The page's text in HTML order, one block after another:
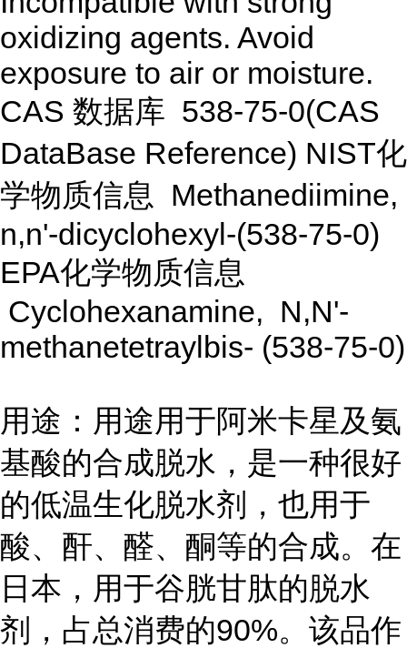
oxidizing agents. Avoid
exposure to air or moisture.
CAS 数据库 538-75-0(CAS
DataBase Reference) NIST化
学物质信息 Methanediimine,
n,n'-dicyclohexyl-(538-75-0)
EPA化学物质信息
Cyclohexanamine, N,N'-
methanetetraylbis- (538-75-0)
用途：用途用于阿米卡星及氨
基酸的合成脱水，是一种很好
的低温生化脱水剂，也用于
酸、酐、醛、酮等的合成。在
日本，用于谷胱甘肽的脱水
剂，占总消费的90%。该品作